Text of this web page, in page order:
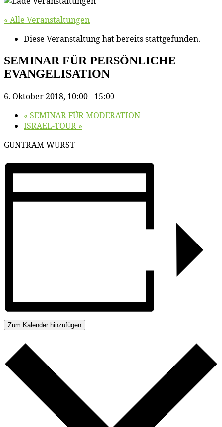
« Alle Veranstaltungen
Diese Veranstaltung hat bereits stattgefunden.
SEMINAR FÜR PERSÖNLICHE
EVANGELISATION
6. Oktober 2018, 10:00- 15:00
« SEMINAR FÜR MODERATION
ISRAEL-TOUR »
GUNTRAM WURST
Zum Kalender hinzufügen